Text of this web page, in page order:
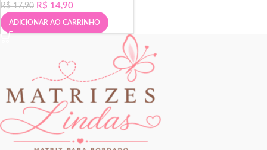
R$17,90 R$ 14,90
ADICIONAR AO CARRINHO